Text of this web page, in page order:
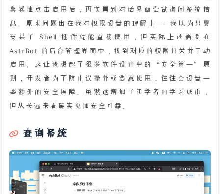
翼翼地点击启用后，再次回到对话界面尝试询问系统信
息。原来问题出在我对权限设置的理解上——我以为只要
安装了 Shell 插件就能直接使用，但实际上还需要在
AstrBot 的后台管理界面中，找到对应的权限开关并手动
启用。这让我想起了很多软件设计中的“安全第一”原
则，开发者为了防止误操作或恶意使用，往往会设置一
些额外的安全屏障。虽然这增加了初学者的学习成本，
但从长远来看确实更加安全可靠。
查询系统